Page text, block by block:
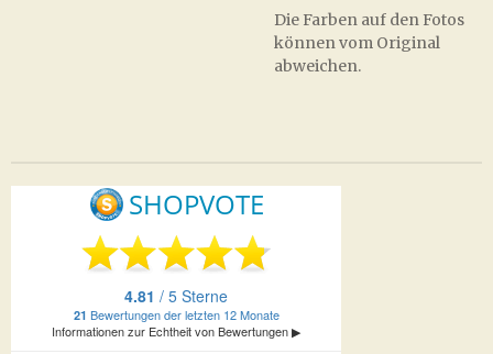
Die Farben auf den Fotos
können vom Original
abweichen.